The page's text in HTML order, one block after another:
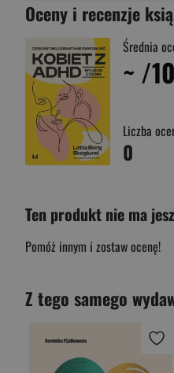
Oceny i recenzje
Średnia
~ /10
Liczba
0
Ten produkt nie ma
Pomóż innym i zostaw ocenę!
Z tego samego